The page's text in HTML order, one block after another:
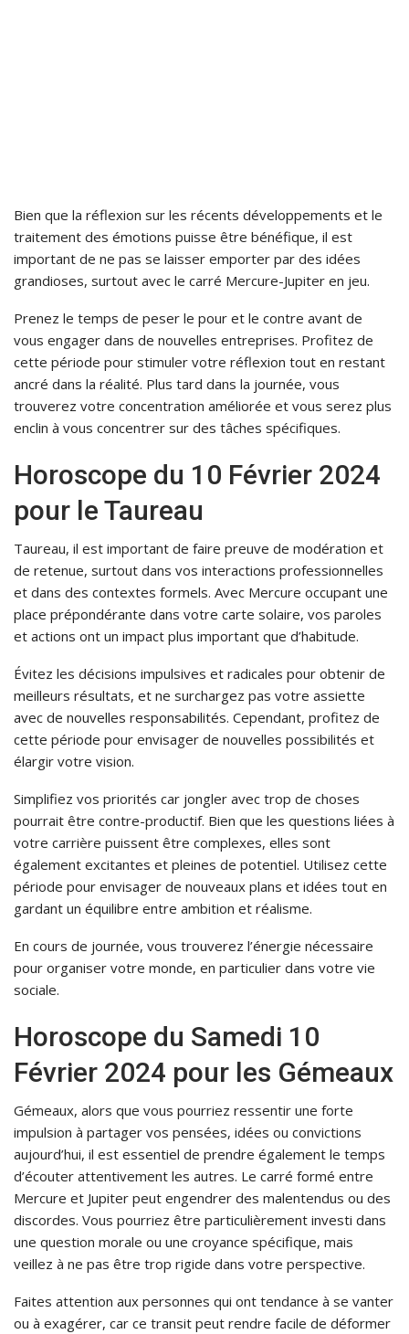
Bien que la réflexion sur les récents développements et le
traitement des émotions puisse être bénéfique, il est
important de ne pas se laisser emporter par des idées
grandioses, surtout avec le carré Mercure-Jupiter en jeu.
Prenez le temps de peser le pour et le contre avant de
vous engager dans de nouvelles entreprises. Profitez de
cette période pour stimuler votre réflexion tout en restant
ancré dans la réalité. Plus tard dans la journée, vous
trouverez votre concentration améliorée et vous serez plus
enclin à vous concentrer sur des tâches spécifiques.
Horoscope du 10 Février 2024
pour le Taureau
Taureau, il est important de faire preuve de modération et
de retenue, surtout dans vos interactions professionnelles
et dans des contextes formels. Avec Mercure occupant une
place prépondérante dans votre carte solaire, vos paroles
et actions ont un impact plus important que d’habitude.
Évitez les décisions impulsives et radicales pour obtenir de
meilleurs résultats, et ne surchargez pas votre assiette
avec de nouvelles responsabilités. Cependant, profitez de
cette période pour envisager de nouvelles possibilités et
élargir votre vision.
Simplifiez vos priorités car jongler avec trop de choses
pourrait être contre-productif. Bien que les questions liées à
votre carrière puissent être complexes, elles sont
également excitantes et pleines de potentiel. Utilisez cette
période pour envisager de nouveaux plans et idées tout en
gardant un équilibre entre ambition et réalisme.
En cours de journée, vous trouverez l’énergie nécessaire
pour organiser votre monde, en particulier dans votre vie
sociale.
Horoscope du Samedi 10
Février 2024 pour les Gémeaux
Gémeaux, alors que vous pourriez ressentir une forte
impulsion à partager vos pensées, idées ou convictions
aujourd’hui, il est essentiel de prendre également le temps
d’écouter attentivement les autres. Le carré formé entre
Mercure et Jupiter peut engendrer des malentendus ou des
discordes. Vous pourriez être particulièrement investi dans
une question morale ou une croyance spécifique, mais
veillez à ne pas être trop rigide dans votre perspective.
Faites attention aux personnes qui ont tendance à se vanter
ou à exagérer, car ce transit peut rendre facile de déformer